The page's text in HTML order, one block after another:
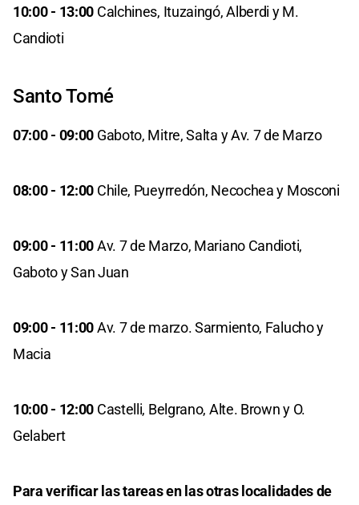
10:00 - 13:00 Calchines, Ituzaingó, Alberdi y M.
Candioti
Santo Tomé
07:00 - 09:00 Gaboto, Mitre, Salta y Av. 7 de Marzo
08:00 - 12:00 Chile, Pueyrredón, Necochea y Mosconi
09:00 - 11:00Av. 7 de Marzo, Mariano Candioti,
Gaboto y San Juan
09:00 - 11:00Av. 7 de marzo. Sarmiento, Falucho y
Macia
10:00 - 12:00 Castelli, Belgrano, Alte. Brown y O.
Gelabert
Para verificar las tareas en las otras localidades de